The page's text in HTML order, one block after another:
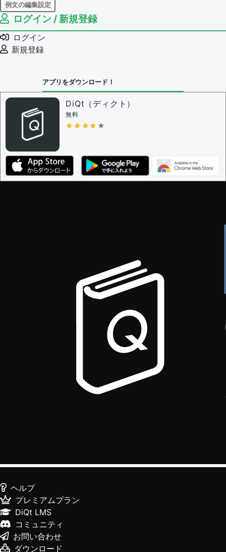
例文の編集設定
例文の編集権限を持つユーザー -
例文の削除を審査する
審査に対する投票権限を持つユーザー -
決定に必要な投票数 -
問題の編集権限を持つユーザー -すべてのユーザー
審査に対する投票権限を持つユーザー -
決定に必要な投票数 -
編集ガイドライン
ログイン / 新規登録
ログイン
新規登録
アプリをダウンロード！
DiQt（ディクト）
無料
★★★★★
★★★★★
ヘルプ
プレミアムプラン
DiQt LMS
コミュニティ
お問い合わせ
ダウンロード